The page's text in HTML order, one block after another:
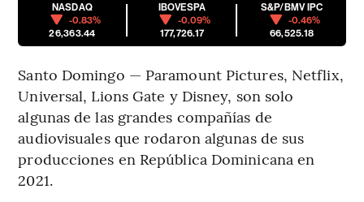
NASDAQ
-0.83%
26,363.44
IBOVESPA
-0.09%
177,726.17
S&P/BMV IPC
-0.46%
66,525.18
Santo Domingo — Paramount Pictures, Netflix,
Universal, Lions Gate y Disney, son solo
algunas de las grandes compañías de
audiovisuales que rodaron algunas de sus
producciones en República Dominicana en
2021.